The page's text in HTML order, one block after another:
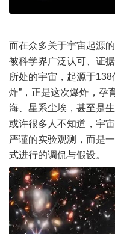
而在众多关于宇宙起源
被科学界广泛认可、证
所处的宇宙，起源于
炸”，正是这次爆炸，孕
海、星系尘埃，甚至是生
或许很多人不知道，宇
严谨的实验观测，而是
式进行的调侃与假设。